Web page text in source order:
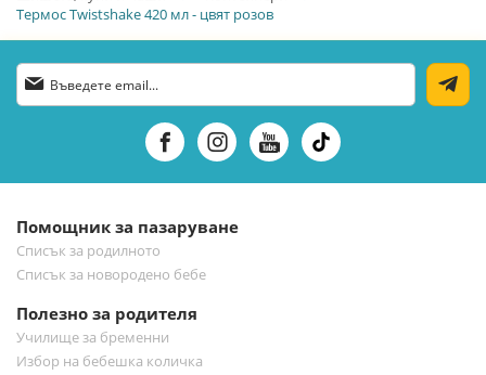
Термос Twistshake 420 мл - цвят розов
Абонирай
се
бюлетин:
Помощник за пазаруване
Списък за родилното
Списък за новородено бебе
Полезно за родителя
Училище за бременни
Избор на бебешка количка